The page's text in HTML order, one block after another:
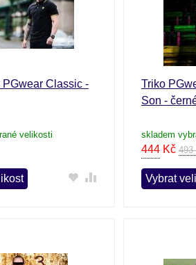
PGwear Classic -
velikosti
Triko
Son -
skladem
444Kč 493
Vybrat